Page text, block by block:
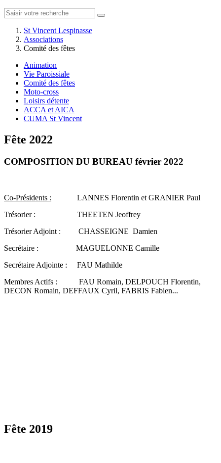
St Vincent Lespinasse
Associations
Comité des fêtes
Animation
Vie Paroissiale
Comité des fêtes
Moto-cross
Loisirs détente
ACCA et AICA
CUMA St Vincent
Fête 2022
COMPOSITION DU BUREAU février 2022
Co-Présidents : LANNES Florentin et GRANIER Paul
Trésorier : THEETEN Jeoffrey
Trésorier Adjoint : CHASSEIGNE Damien
Secrétaire : MAGUELONNE Camille
Secrétaire Adjointe : FAU Mathilde
Membres Actifs : FAU Romain, DELPOUCH Florentin,
DECON Romain, DEFFAUX Cyril, FABRIS Fabien...
Fête 2019